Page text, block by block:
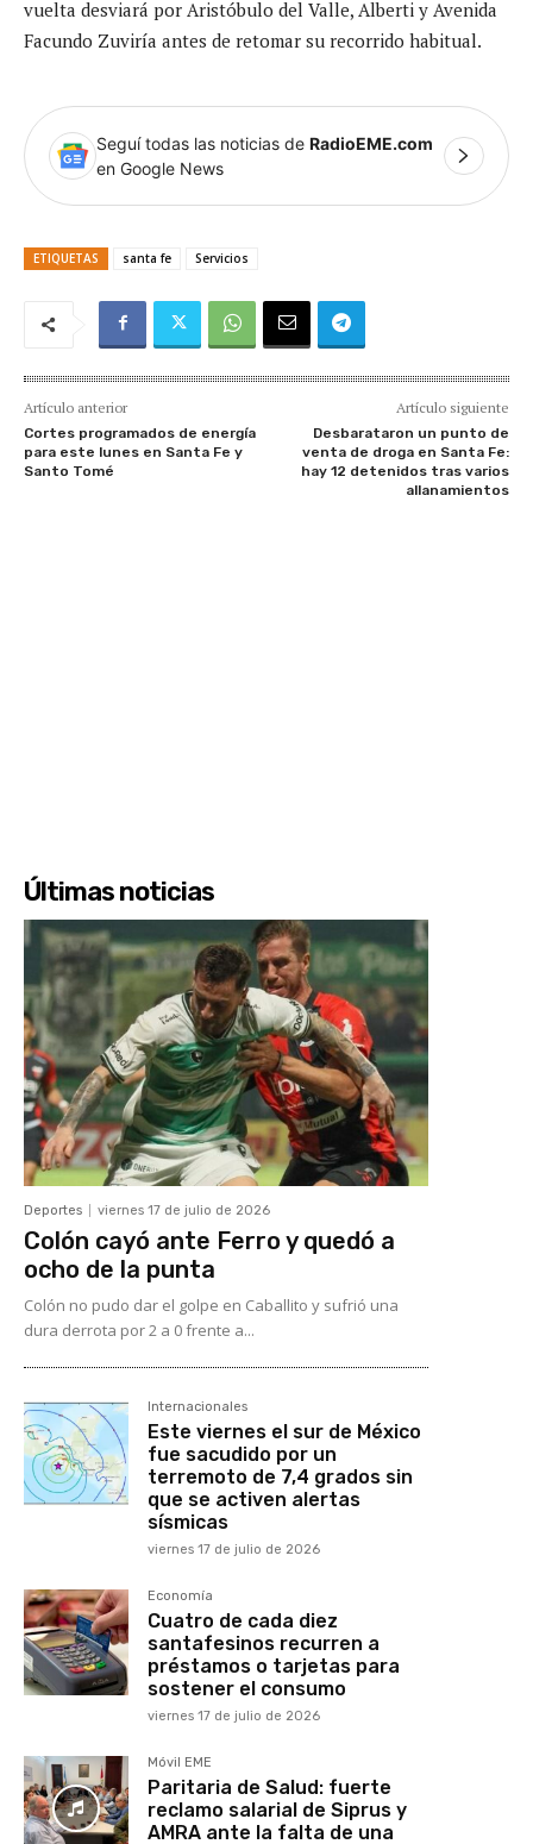
vuelta desviará por Aristóbulo del Valle, Alberti y Avenida
Facundo Zuviría antes de retomar su recorrido habitual.
Seguí todas las noticias de RadioEME.com
en Google News
ETIQUETAS santa fe Servicios
Artículo anterior
Cortes programados de energía
para este lunes en Santa Fe y
Santo Tomé
Artículo siguiente
Desbarataron un punto de
venta de droga en Santa Fe:
hay 12 detenidos tras varios
allanamientos
Últimas noticias
Deportes viernes 17 de julio de 2026
Colón cayó ante Ferro y quedó a
ocho de la punta
Colón no pudo dar el golpe en Caballito y sufrió una
dura derrota por 2 a 0 frente a...
Internacionales
Este viernes el sur de México
fue sacudido por un
terremoto de 7,4 grados sin
que se activen alertas
sísmicas
viernes 17 de julio de 2026
Economía
Cuatro de cada diez
santafesinos recurren a
préstamos o tarjetas para
sostener el consumo
viernes 17 de julio de 2026
Móvil EME
Paritaria de Salud: fuerte
reclamo salarial de Siprus y
AMRA ante la falta de una